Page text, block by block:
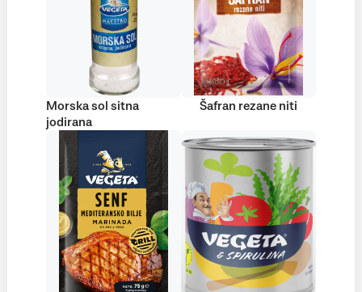
Morska sol sitna
jodirana
Šafran rezane niti